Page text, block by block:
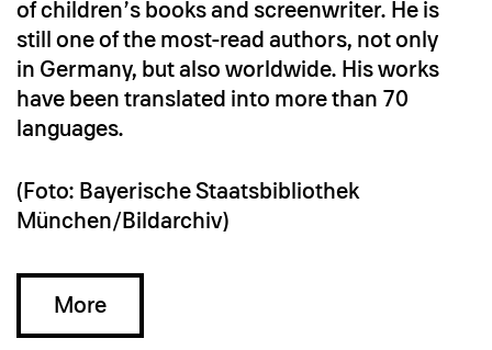
of children’s books and screenwriter. He is
still one of the most-read authors, not only
in Germany, but also worldwide. His works
have been translated into more than 70
languages.
(Foto: Bayerische Staatsbibliothek
München/Bildarchiv)
More